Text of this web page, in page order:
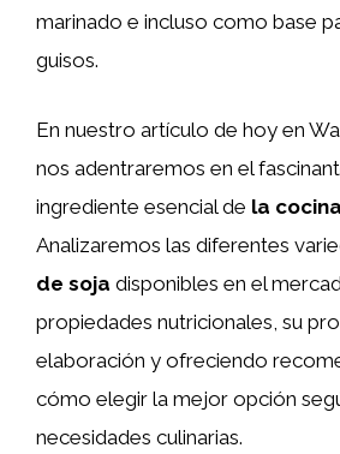
marinado e incluso como base
guisos.
En nuestro artículo de hoy en
nos adentraremos en el
ingrediente esencial de la
Analizaremos las diferentes
de soja disponibles en el
propiedades nutricionales, su
elaboración y ofreciendo
cómo elegir la mejor opción
necesidades culinarias.